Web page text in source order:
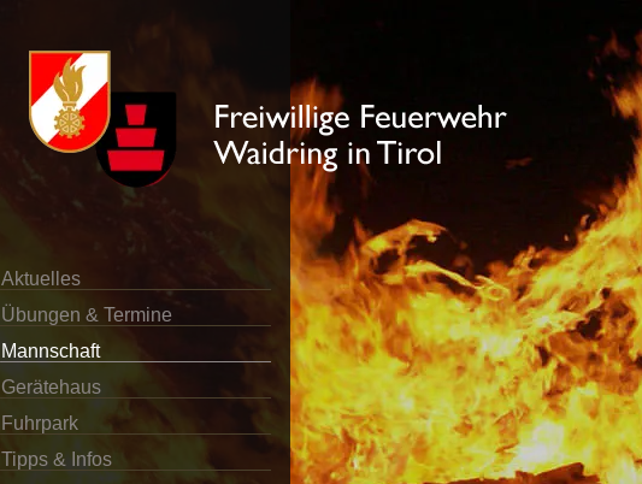
Aktuelles
Übungen & Termine
Mannschaft
Gerätehaus
Fuhrpark
Tipps & Infos